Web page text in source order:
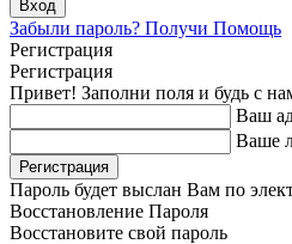
Забыли пароль? Получи Помощь
Регистрация
Регистрация
Привет! Заполни поля и будь с
Ваш
Ваше
Пароль будет выслан Вам по
Восстановление Пароля
Восстановите свой пароль